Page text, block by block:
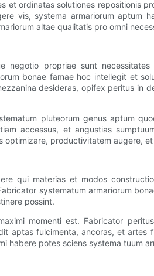
ordinatas solutiones repositionis
vis, systema armariorum aptum
altae qualitatis pro omni
propriae sunt
bonae famae hoc intellegit et
desideras, opifex peritus in
pluteorum genus aptum
accessus, et angustias
productivitatem augere,
qui materias et modos
systematum armariorum
possint.
momenti est. Fabricator
aptas fulcimenta, ancoras, et
potes sciens systema tuum